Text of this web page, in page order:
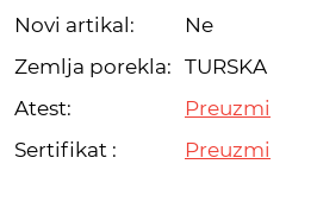
Novi artikal:
Ne
Zemlja porekla: TURSKA
Atest:
Preuzmi
Sertifikat :
Preuzmi